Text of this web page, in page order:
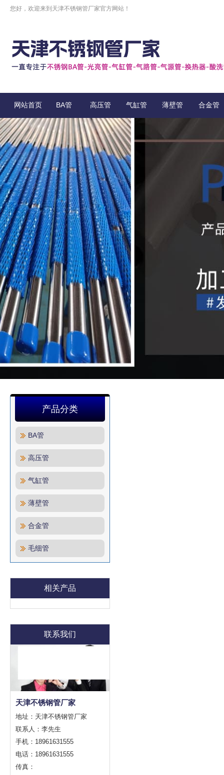
您好，欢迎来到天津不锈钢管厂家官方网站！
网站首页 BA管 高压管 气缸管 薄壁管 合金管
产品分类
BA管
高压管
气缸管
薄壁管
合金管
毛细管
相关产品
联系我们
天津不锈钢管厂家
地址：天津不锈钢管厂家
联系人：李先生
手机：18961631555
电话：18961631555
传真：